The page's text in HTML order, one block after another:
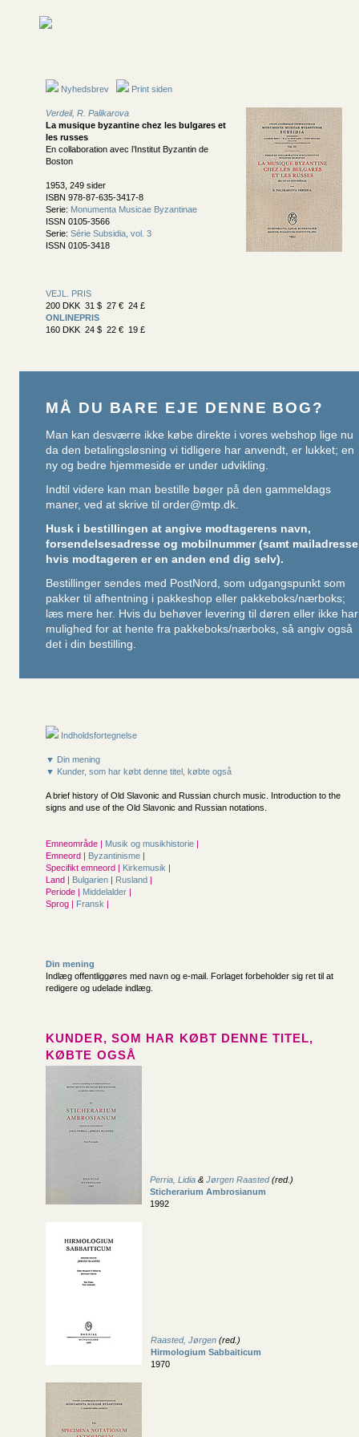
Nyhedsbrev Print siden
Verdeil, R. Palikarova
La musique byzantine chez les bulgares et
les russes
En collaboration avec l’Institut Byzantin de
Boston
1953, 249 sider
ISBN 978-87-635-3417-8
Serie: Monumenta Musicae Byzantinae
ISSN 0105-3566
Serie: Série Subsidia, vol. 3
ISSN 0105-3418
VEJL. PRIS
200 DKK 31 $ 27 € 24 £
ONLINEPRIS
160 DKK 24 $ 22 € 19 £
MÅ DU BARE EJE DENNE BOG?
Man kan desværre ikke købe direkte i vores webshop lige nu
da den betalingsløsning vi tidligere har anvendt, er lukket; en
ny og bedre hjemmeside er under udvikling.
Indtil videre kan man bestille bøger på den gammeldags
maner, ved at skrive til order@mtp.dk.
Husk i bestillingen at angive modtagerens navn,
forsendelsesadresse og mobilnummer (samt mailadresse
hvis modtageren er en anden end dig selv).
Bestillinger sendes med PostNord, som udgangspunkt som
pakker til afhentning i pakkeshop eller pakkeboks/nærboks;
læs mere her. Hvis du behøver levering til døren eller ikke har
mulighed for at hente fra pakkeboks/nærboks, så angiv også
det i din bestilling.
Indholdsfortegnelse
▼ Din mening
▼ Kunder, som har købt denne titel, købte også
A brief history of Old Slavonic and Russian church music. Introduction to the
signs and use of the Old Slavonic and Russian notations.
Emneområde | Musik og musikhistorie |
Emneord | Byzantinisme |
Specifikt emneord | Kirkemusik |
Land | Bulgarien | Rusland |
Periode | Middelalder |
Sprog | Fransk |
Din mening
Indlæg offentliggøres med navn og e-mail. Forlaget forbeholder sig ret til at
redigere og udelade indlæg.
KUNDER, SOM HAR KØBT DENNE TITEL,
KØBTE OGSÅ
Perria, Lidia & Jørgen Raasted(red.)
Sticherarium Ambrosianum
1992
Raasted, Jørgen (red.)
Hirmologium Sabbaiticum
1970